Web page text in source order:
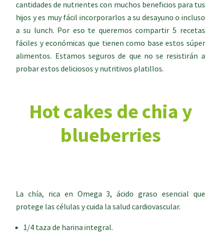
cantidades de nutrientes con muchos beneficios para tus
hijos y es muy fácil incorporarlos a su desayuno o incluso
a su lunch. Por eso te queremos compartir 5 recetas
fáciles y económicas que tienen como base estos súper
alimentos. Estamos seguros de que no se resistirán a
probar estos deliciosos y nutritivos platillos.
Hot cakes de chia y
blueberries
La chía, rica en Omega 3, ácido graso esencial que
protege las células y cuida la salud cardiovascular.
1/4 taza de harina integral.